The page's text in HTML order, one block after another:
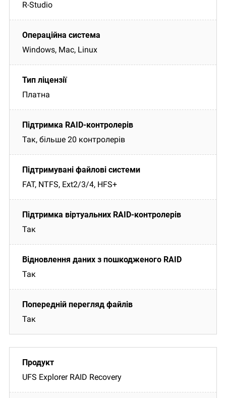
R-Studio
Windows, Mac, Linux
Платна
Так, більше 20 контролерів
FAT, NTFS, Ext2/3/4, HFS+
Так
Так
Так
UFS Explorer RAID Recovery